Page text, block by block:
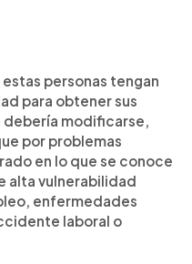
personas tengan
para obtener sus
modificarse,
por problemas
en lo que se conoce
alta vulnerabilidad
enfermedades
laboral o